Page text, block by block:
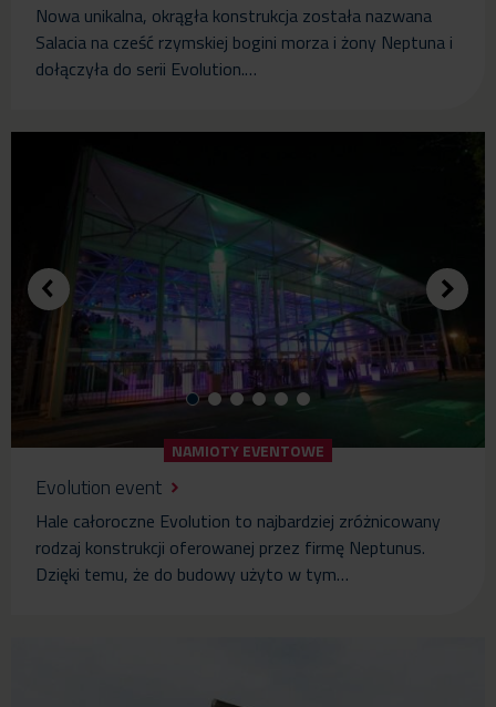
Nowa unikalna, okrągła konstrukcja została nazwana
Salacia na cześć rzymskiej bogini morza i żony Neptuna i
dołączyła do serii Evolution.…
NAMIOTY EVENTOWE
Evolution event
Hale całoroczne Evolution to najbardziej zróżnicowany
rodzaj konstrukcji oferowanej przez firmę Neptunus.
Dzięki temu, że do budowy użyto w tym…